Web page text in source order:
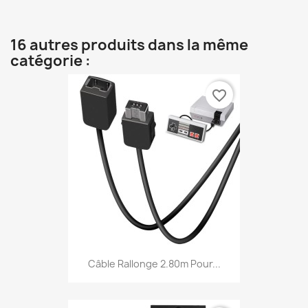
16 autres produits dans la même
catégorie :
Câble Rallonge 2.80m Pour...
favorite_border